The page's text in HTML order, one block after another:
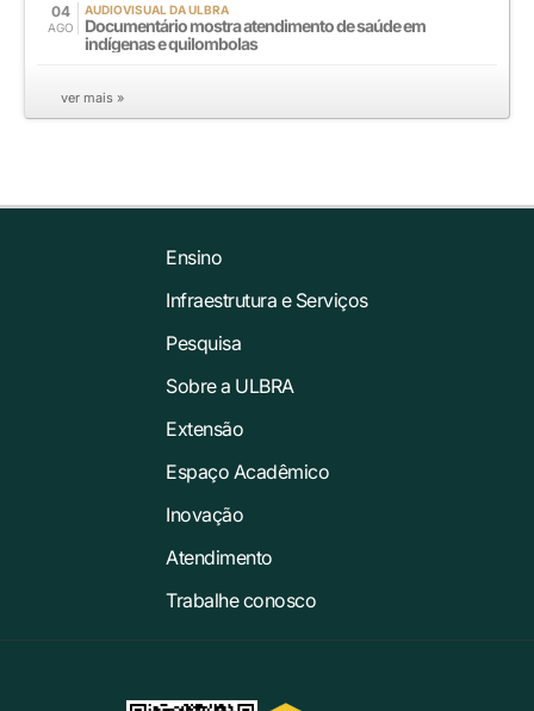
04
AGO
AUDIOVISUAL DA ULBRA
Documentário mostra atendimento de saúde em
indígenas e quilombolas
ver mais »
Ensino
Infraestrutura e Serviços
Pesquisa
Sobre a ULBRA
Extensão
Espaço Acadêmico
Inovação
Atendimento
Trabalhe conosco